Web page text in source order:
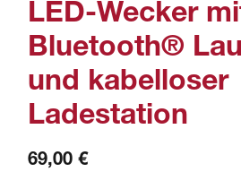
LED-Wecker
Bluetooth®
und kabelloser
Ladestation
69,00 €